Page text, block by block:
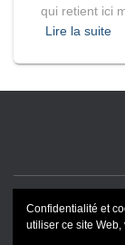
qui retient ici
Lire la suite
ACCUEIL
Confidentialité et
utiliser ce site